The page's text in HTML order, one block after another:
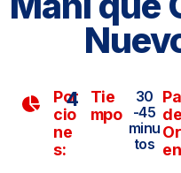
Por
cio
ne
s:
4
Tie
mpo
30
-45
minu
tos
de
en